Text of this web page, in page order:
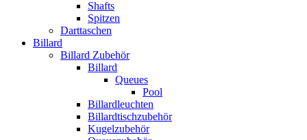
Shafts
Spitzen
Darttaschen
Billard
Billard Zubehör
Billard
Queues
Pool
Billardleuchten
Billardtischzubehör
Kugelzubehör